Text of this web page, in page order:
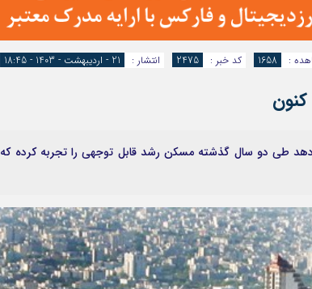
پیوندهای سایت
سبد خريد
برگه دو ستونه
گروه اقتصاد
گروه فرهنگ
انتشار : 21 - اردیبهشت - 1403 - 18:45 کد خبر : 2475 :
1658
از ابتدای 1401 تا فروردین 1403 نشان می‌دهد طی دو سال گذشته مسکن رشد قابل توجهی را تجربه کرده که